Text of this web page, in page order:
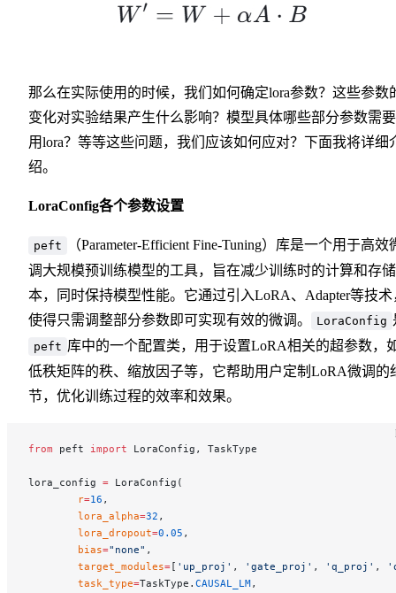
那么在实际使用的时候，我们如何确定lora参数？这些参数
变化对实验结果产生什么影响？模型具体哪些部分参数需
用lora？等等这些问题，我们应该如何应对？下面我将详细
绍。
LoraConfig各个参数设置
peft
（Parameter-Efficient Fine-Tuning）库是一个用于高效
调大规模预训练模型的工具，旨在减少训练时的计算和存
本，同时保持模型性能。它通过引入LoRA、Adapter等技术
使得只需调整部分参数即可实现有效的微调。
LoraConfig
peft 库中的一个配置类，用于设置LoRA相关的超参数，
低秩矩阵的秩、缩放因子等，它帮助用户定制LoRA微调的
节，优化训练过程的效率和效果。
from peft import LoraConfig, TaskType
lora_config = LoraConfig(
        r
=16 ,
        lora_alpha
=32 ,
        lora_dropout
=0.05 ,
        bias
="none" ,
        target_modules
= [ 'up_proj' , 'gate_proj' , 'q_proj' ,
        task_type
=TaskType. CAUSAL_LM,